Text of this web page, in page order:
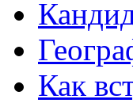
Как